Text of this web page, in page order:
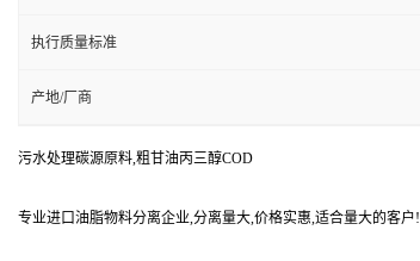
执行质量标准
产地/厂商
污水处理碳源原料,粗甘油丙三醇COD
专业进口油脂物料分离企业,分离量大,价格实惠,适合量大的客户!